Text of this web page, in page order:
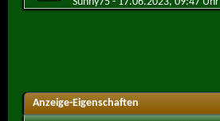
Anzeige-Eigenschaften